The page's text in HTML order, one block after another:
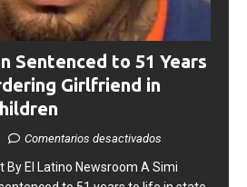
Sentenced to 51 Years
Girlfriend in
El Latino Newsroom ​A Simi